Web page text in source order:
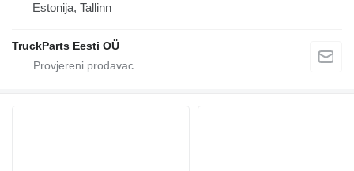
Estonija, Tallinn
TruckParts Eesti OÜ